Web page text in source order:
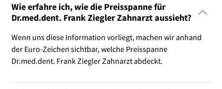
Wie erfahre ich, wie die Preisspanne für
Dr.med.dent. Frank Ziegler Zahnarzt aussieht?
Wenn uns diese Information vorliegt, machen wir anhand
der Euro-Zeichen sichtbar, welche Preisspanne
Dr.med.dent. Frank Ziegler Zahnarzt abdeckt.